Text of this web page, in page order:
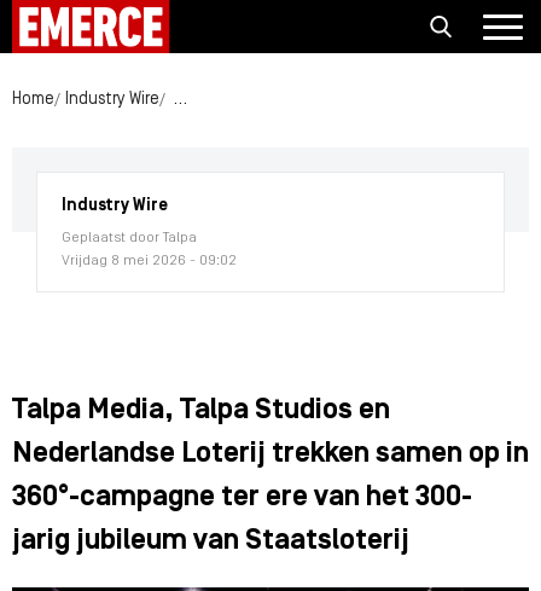
Home Industry Wire Talpa Media, Talpa Studios en Nederlandse
Industry Wire
Geplaatst door Talpa
Vrijdag 8 mei 2026 - 09:02
Talpa Media, Talpa Studios en
Nederlandse Loterij trekken samen op in
360°-campagne ter ere van het 300-
jarig jubileum van Staatsloterij